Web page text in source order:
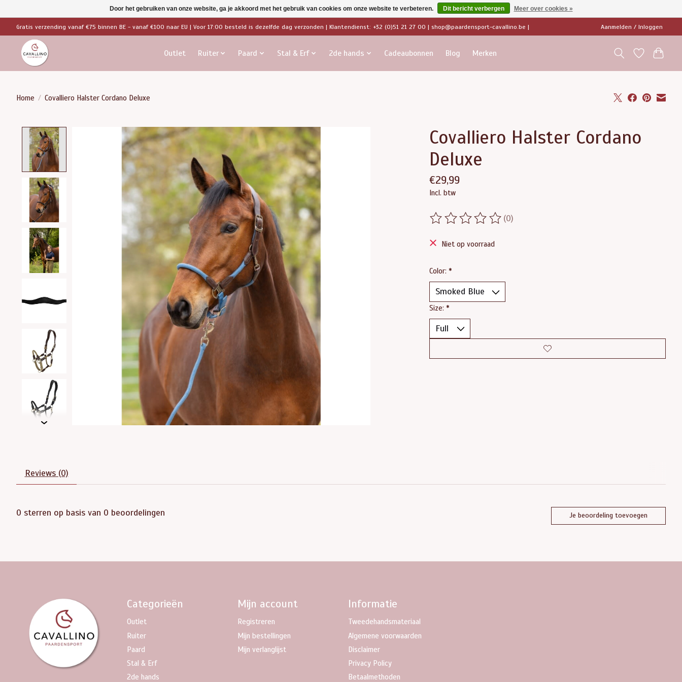
Gratis verzending vanaf €75 binnen BE - vanaf €100 naar EU | Voor 17:00 besteld is dezelfde dag verzonden | Klantendienst: +32 (0)51 21 27 00 | shop@paardensport-cavallino.be | Aanmelden / Inloggen
Outlet Ruiter Paard Stal & Erf 2de hands Cadeaubonnen Blog Merken
Home / Covalliero Halster Cordano Deluxe
Product image slideshow Items
Covalliero Halster Cordano
Deluxe
€29,99
Incl. btw
De beoordeling van dit product is
(0)
Niet op voorraad
Color: *
Size: *
Reviews (0)
0 sterren op basis van 0 beoordelingen Je beoordeling toevoegen
Categorieën
Outlet
Ruiter
Paard
Stal & Erf
2de hands
Mijn account
Registreren
Mijn bestellingen
Mijn verlanglijst
Informatie
Tweedehandsmateriaal
Algemene voorwaarden
Disclaimer
Privacy Policy
Betaalmethoden
Door het gebruiken van onze website, ga je akkoord met het gebruik van cookies om onze website te verbeteren. Dit bericht verbergen Meer over cookies »